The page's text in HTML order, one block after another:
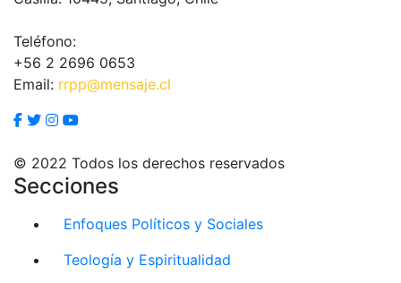
Teléfono:
+56 2 2696 0653
Email: rrpp@mensaje.cl
© 2022 Todos los derechos reservados
Secciones
Enfoques Políticos y Sociales
Teología y Espiritualidad